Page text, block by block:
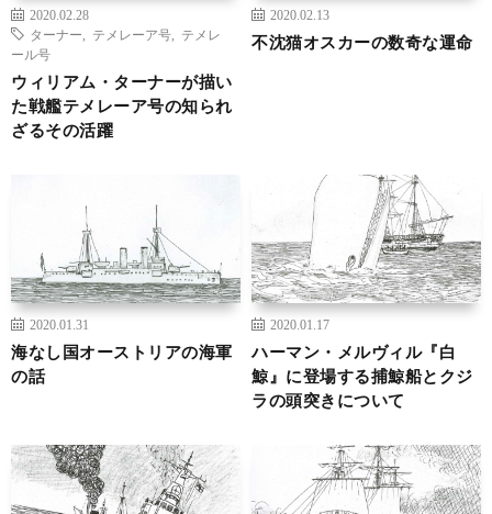
2020.02.28
ターナー
テメレーア号
テメレ
ール号
ウィリアム・ターナーが描い
た戦艦テメレーア号の知られ
ざるその活躍
2020.02.13
不沈猫オスカーの数奇な運命
2020.01.31
海なし国オーストリアの海軍
の話
2020.01.17
ハーマン・メルヴィル『白
鯨』に登場する捕鯨船とクジ
ラの頭突きについて